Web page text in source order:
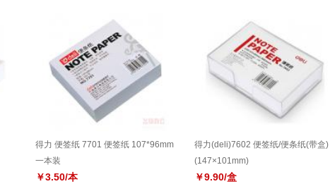
得力 便签纸 7701 便签纸 107*96mm
一本装
￥3.50/本
得力(deli)7602 便签纸/便条纸(带盒)
(147×101mm)
￥9.90/盒